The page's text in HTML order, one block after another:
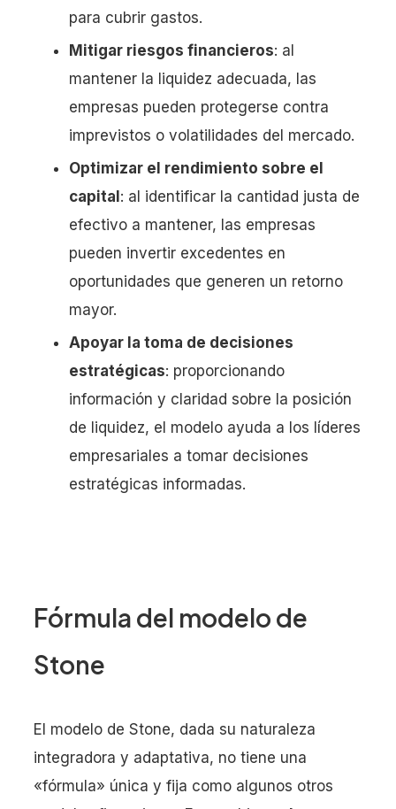
para cubrir gastos.
Mitigar riesgos financieros: al
mantener la liquidez adecuada, las
empresas pueden protegerse contra
imprevistos o volatilidades del mercado.
Optimizar el rendimiento sobre el
capital: al identificar la cantidad justa de
efectivo a mantener, las empresas
pueden invertir excedentes en
oportunidades que generen un retorno
mayor.
Apoyar la toma de decisiones
estratégicas: proporcionando
información y claridad sobre la posición
de liquidez, el modelo ayuda a los líderes
empresariales a tomar decisiones
estratégicas informadas.
Fórmula del modelo de
Stone
El modelo de Stone, dada su naturaleza
integradora y adaptativa, no tiene una
«fórmula» única y fija como algunos otros